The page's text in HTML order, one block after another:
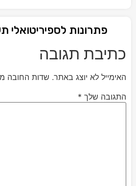
פתרונות
כתיבת תגובה
האימייל לא יוצג באתר. שדות החובה
התגובה שלך *